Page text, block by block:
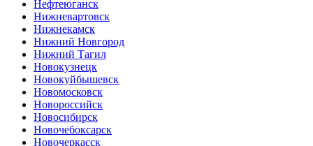
Нефтеюганск
Нижневартовск
Нижнекамск
Нижний Новгород
Нижний Тагил
Новокузнецк
Новокуйбышевск
Новомосковск
Новороссийск
Новосибирск
Новочебоксарск
Новочеркасск